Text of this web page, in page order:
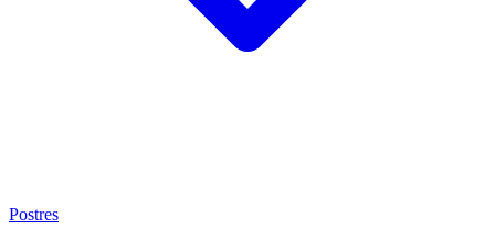
Postres